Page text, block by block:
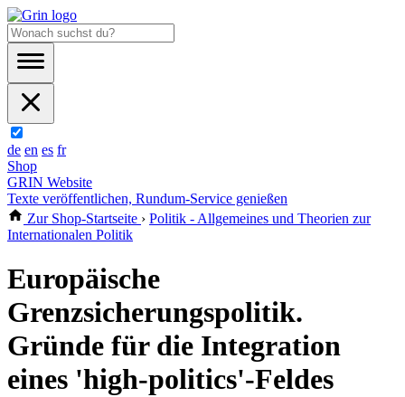
de en es fr
Shop
GRIN Website
Texte veröffentlichen, Rundum-Service genießen
Zur Shop-Startseite › Politik - Allgemeines und Theorien zur
Internationalen Politik
Europäische
Grenzsicherungspolitik.
Gründe für die Integration
eines 'high-politics'-Feldes